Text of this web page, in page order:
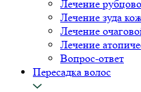
Лечение
Лечение зуда
Лечение
Лечение
Вопрос-ответ
Пересадка волос